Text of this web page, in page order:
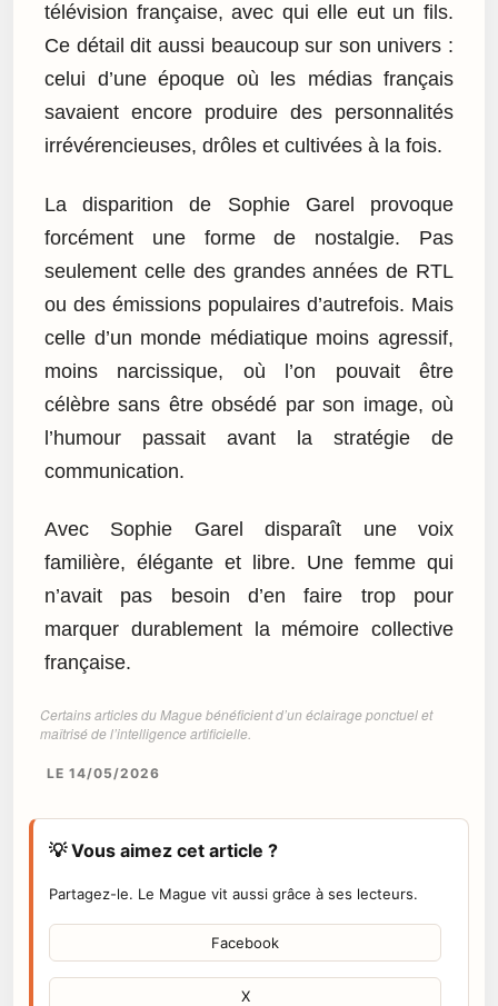
télévision française, avec qui elle eut un fils.
Ce détail dit aussi beaucoup sur son univers :
celui d’une époque où les médias français
savaient encore produire des personnalités
irrévérencieuses, drôles et cultivées à la fois.
La disparition de Sophie Garel provoque
forcément une forme de nostalgie. Pas
seulement celle des grandes années de RTL
ou des émissions populaires d’autrefois. Mais
celle d’un monde médiatique moins agressif,
moins narcissique, où l’on pouvait être
célèbre sans être obsédé par son image, où
l’humour passait avant la stratégie de
communication.
Avec Sophie Garel disparaît une voix
familière, élégante et libre. Une femme qui
n’avait pas besoin d’en faire trop pour
marquer durablement la mémoire collective
française.
Certains articles du Mague bénéficient d’un éclairage ponctuel et
maîtrisé de l’intelligence artificielle.
LE 14/05/2026
💡 Vous aimez cet article ?
Partagez-le. Le Mague vit aussi grâce à ses lecteurs.
Facebook
X